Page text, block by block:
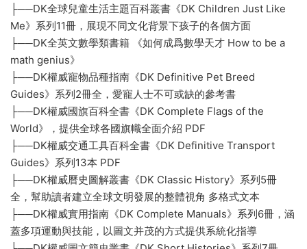
├──DK全球兒童生活主題百科叢書《DK Children Just Like
Me》系列11冊，展現不同文化背景下孩子的各個方面
├──DK全英文數學類書籍 《如何成爲數學天才 How to be a
math genius》
├──DK權威寵物品種指南《DK Definitive Pet Breed
Guides》系列2冊全，愛寵人士不可或缺的參考書
├──DK權威國旗百科全書《DK Complete Flags of the
World》，提供全球各國旗幟全面介紹 PDF
├──DK權威交通工具百科全書《DK Definitive Transport
Guides》系列13本 PDF
├──DK權威曆史圖解叢書《DK Classic History》系列5冊
全，幫助讀者建立全球文明發展的整體視角 多格式文本
├──DK權威實用指南《DK Complete Manuals》系列6冊，涵
蓋多項運動與技能，以圖文并茂的方式提供系統化指導